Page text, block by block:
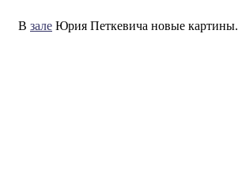
В зале Юрия Петкевича новые картины.